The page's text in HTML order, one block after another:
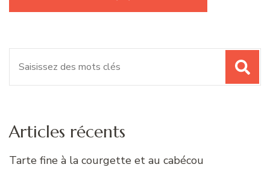
Articles récents
Tarte fine à la courgette et au cabécou